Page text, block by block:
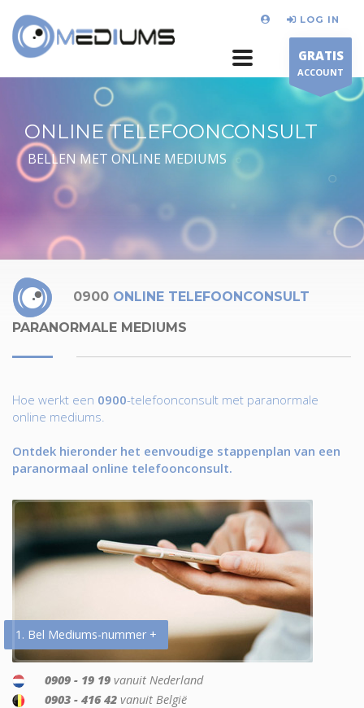
LOG IN
GRATIS
ACCOUNT
ONLINE TELEFOONCONSULT
BELLEN MET ONLINE MEDIUMS
0900 ONLINE TELEFOONCONSULT
PARANORMALE MEDIUMS
Hoe werkt een 0900-telefoonconsult met paranormale
online mediums.
Ontdek hieronder het eenvoudige stappenplan van een
paranormaal online telefoonconsult.
1. Bel Mediums-nummer +
0909 - 19 19 vanuit Nederland
0903 - 416 42 vanuit België